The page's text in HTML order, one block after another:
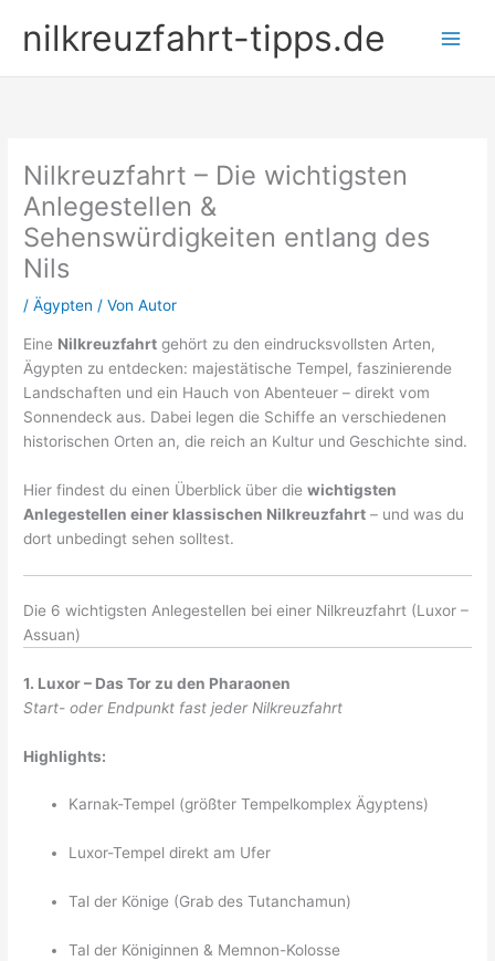
Inhaltnilkreuzfahrt-tipps.de
Nilkreuzfahrt – Die wichtigsten
Anlegestellen &
Sehenswürdigkeiten entlang des
Nils
/Ägypten / VonAutor
Eine Nilkreuzfahrt gehört zu den eindrucksvollsten Arten,
Ägypten zu entdecken: majestätische Tempel, faszinierende
Landschaften und ein Hauch von Abenteuer – direkt vom
Sonnendeck aus. Dabei legen die Schiffe an verschiedenen
historischen Orten an, die reich an Kultur und Geschichte sind.
Hier findest du einen Überblick über diewichtigsten
Anlegestellen einer klassischen Nilkreuzfahrt – und was du
dort unbedingt sehen solltest.
Die 6 wichtigsten Anlegestellen bei einer Nilkreuzfahrt (Luxor –
Assuan)
1. Luxor – Das Tor zu den Pharaonen
Start- oder Endpunkt fast jeder Nilkreuzfahrt
Highlights:
Karnak-Tempel (größter Tempelkomplex Ägyptens)
Luxor-Tempel direkt am Ufer
Tal der Könige (Grab des Tutanchamun)
Tal der Königinnen & Memnon-Kolosse